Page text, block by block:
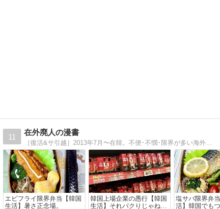
11
在外廃人の漫書
［復活&サ引越］2013年7月〜在韓。不便･不憫･限界が多い海外で弁当を作り続ける苦行の日々とガチリアルな韓国を火の玉豪速球に綴る。退屈なパクり都市ソウル(1)→ﾘｱﾙ北斗の拳な世界水原(8)→謎の都市清州(今ｺｺ)
エビフライ限界弁当【韓国
生活】暑さ正念場。
韓国上場企業の愚行【韓国
生活】それパクりじゃねー
塩サバ限界弁
活】韓国でも